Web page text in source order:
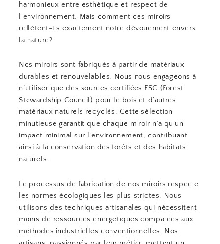
harmonieux entre esthétique et respect de
l’environnement. Mais comment ces miroirs
reflètent-ils exactement notre dévouement envers
la nature?
Nos miroirs sont fabriqués à partir de matériaux
durables et renouvelables. Nous nous engageons à
n’utiliser que des sources certifiées FSC (Forest
Stewardship Council) pour le bois et d’autres
matériaux naturels recyclés. Cette sélection
minutieuse garantit que chaque miroir n’a qu’un
impact minimal sur l’environnement, contribuant
ainsi à la conservation des forêts et des habitats
naturels.
Le processus de fabrication de nos miroirs respecte
les normes écologiques les plus strictes. Nous
utilisons des techniques artisanales qui nécessitent
moins de ressources énergétiques comparées aux
méthodes industrielles conventionnelles. Nos